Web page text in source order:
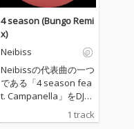
4 season (Bungo Remi
x)
Neibiss
Neibissの代表曲の一つ
である「4 season fea
t. Campanella」をDJと
しても大活中のBungo
がダンスホール／ダ
1 track